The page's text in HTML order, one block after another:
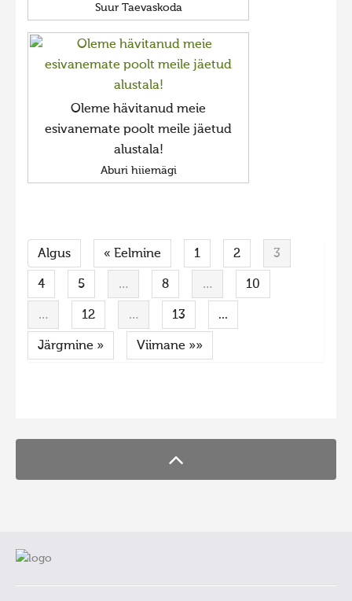
Suur Taevaskoda
Oleme hävitanud meie
esivanemate poolt meile jäetud
alustala!
Aburi hiiemägi
Algus « Eelmine 1 2 3
4 5 … 8 … 10
… 12 … 13 ...
Järgmine » Viimane »»